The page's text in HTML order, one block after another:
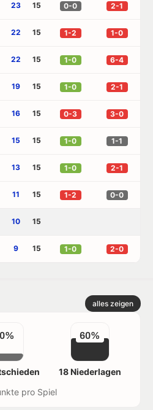
23 15 0-0 2-1
22 15 1-2 1-0
22 15 1-0 6-4
19 15 1-0 2-1
16 15 0-3 3-0
15 15 1-0 1-1
13 15 1-0 2-1
11 15 1-2 0-0
10 15
9 15 1-0 2-0
alles zeigen
60%
18 Niederlagen
pro Spiel